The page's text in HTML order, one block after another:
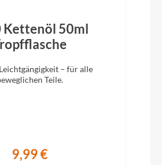
2024
Sattelklemme
JD-SC99 34,9mm
Kettenöl 50ml
– für alle
Teile.
9,99 €